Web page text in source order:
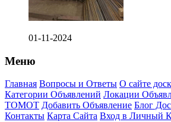
01-11-2024
Меню
Главная Вопросы и Ответы О сайте
Категории Объявлений Локации
ТОМОТ Добавить Объявление Блог
Контакты Карта Сайта Вход в Личный